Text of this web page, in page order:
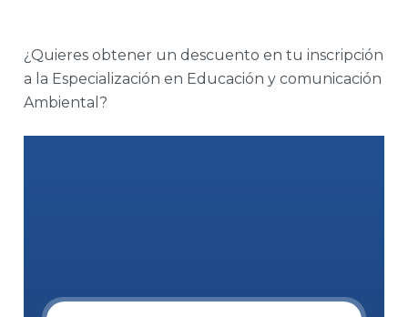
¿Quieres obtener un descuento en tu inscripción
a la Especialización en Educación y comunicación
Ambiental?